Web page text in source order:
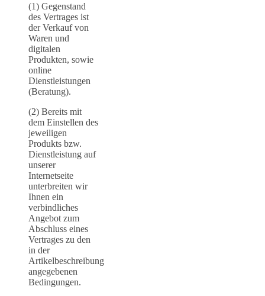
(1) Gegenstand
des Vertrages ist
der Verkauf von
Waren und
digitalen
Produkten, sowie
online
Dienstleistungen
(Beratung).
(2) Bereits mit
dem Einstellen des
jeweiligen
Produkts bzw.
Dienstleistung auf
unserer
Internetseite
unterbreiten wir
Ihnen ein
verbindliches
Angebot zum
Abschluss eines
Vertrages zu den
in der
Artikelbeschreibung
angegebenen
Bedingungen.